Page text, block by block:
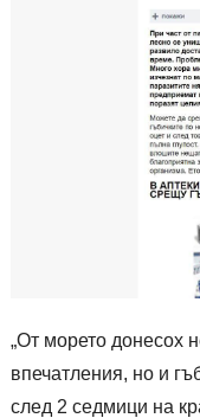
„От морето донесох
впечатления, но и
след 2 седмици на